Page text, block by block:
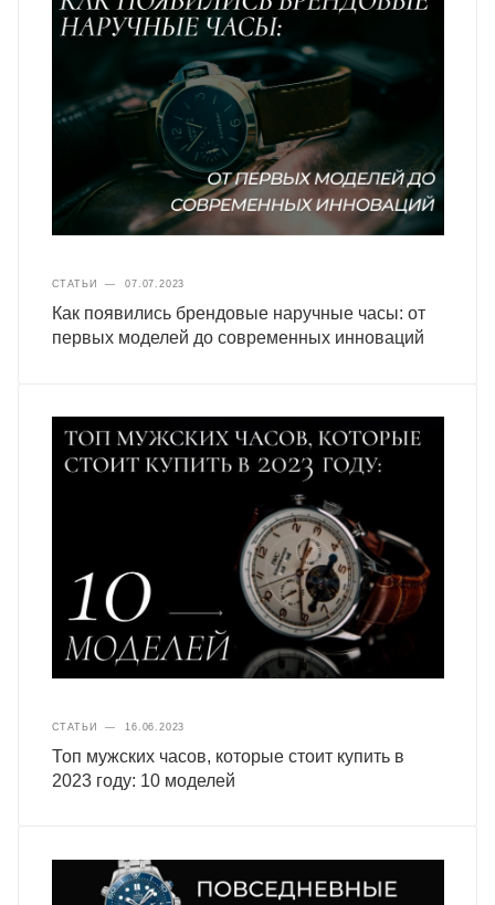
СТАТЬИ — 07.07.2023
Как появились брендовые наручные часы: от
первых моделей до современных инноваций
СТАТЬИ — 16.06.2023
Топ мужских часов, которые стоит купить в
2023 году: 10 моделей